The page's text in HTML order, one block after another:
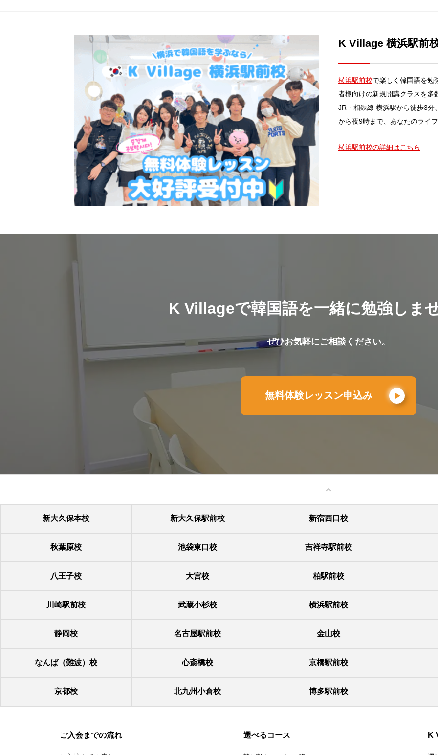
韓国語講師紹介
スケジュール
K Village韓国留学
K Village 横浜駅前
横浜駅前校で楽しく韓国語を勉
者様向けの新規開講クラスを多
JR・相鉄線 横浜駅から徒歩3
から夜9時まで、あなたのライ
横浜駅前校の詳細はこちら
K Villageで韓国語を一緒に勉強しま
ぜひお気軽にご相談ください。
無料体験レッスン申込み
新大久保本校 新大久保駅前校 新宿西口校
秋葉原校 池袋東口校 吉祥寺駅前校
八王子校 大宮校 柏駅前校
川崎駅前校 武蔵小杉校 横浜駅前校
静岡校 名古屋駅前校 金山校
なんば（難波）校 心斎橋校 京橋駅前校
京都校 北九州小倉校 博多駅前校
ご入会までの流れ 選べるコース K